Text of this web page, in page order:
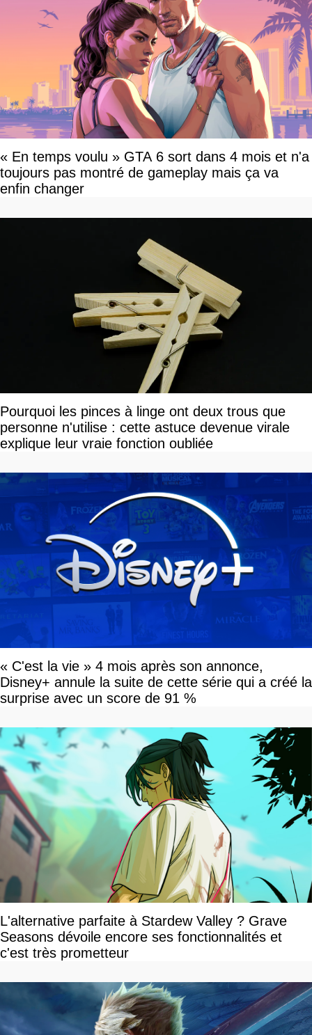
« En temps voulu » GTA 6 sort dans 4 mois et n'a
toujours pas montré de gameplay mais ça va
enfin changer
Pourquoi les pinces à linge ont deux trous que
personne n'utilise : cette astuce devenue virale
explique leur vraie fonction oubliée
« C'est la vie » 4 mois après son annonce,
Disney+ annule la suite de cette série qui a créé la
surprise avec un score de 91 %
L'alternative parfaite à Stardew Valley ? Grave
Seasons dévoile encore ses fonctionnalités et
c'est très prometteur